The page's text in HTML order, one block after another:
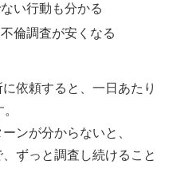
い行動も分かる
倫調査が安くなる
依頼すると、一日あたり
ンが分からないと、
ずっと調査し続けること